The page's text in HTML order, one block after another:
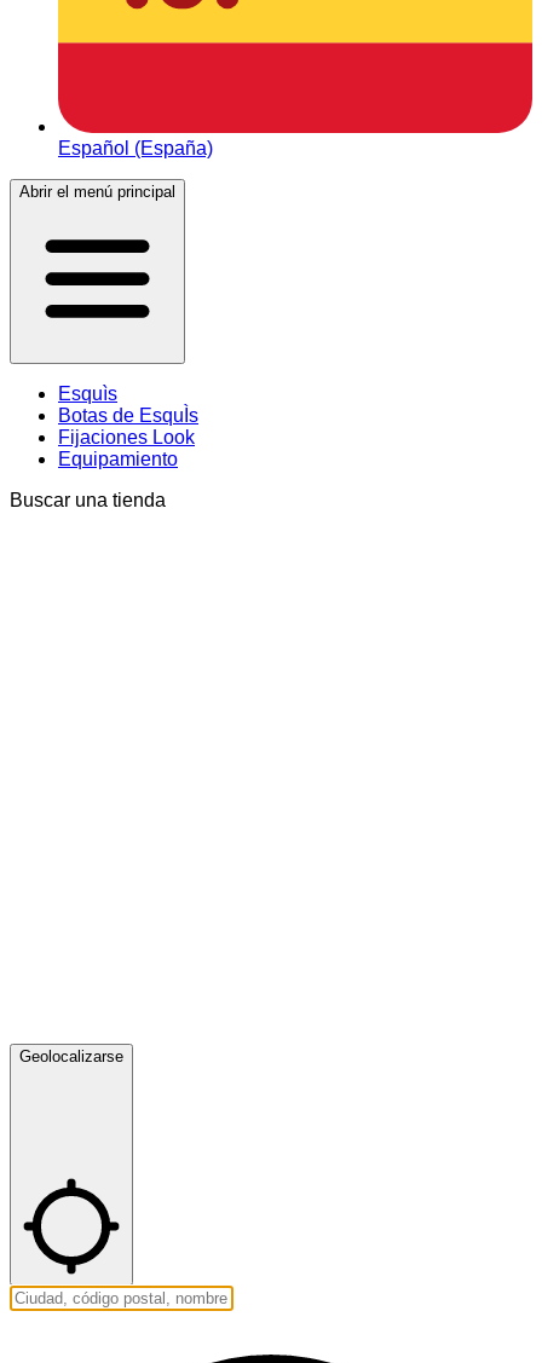
Español (España)
Abrir el menú principal
Esquìs
Botas de EsquÌs
Fijaciones Look
Equipamiento
Buscar una tienda
Geolocalizarse